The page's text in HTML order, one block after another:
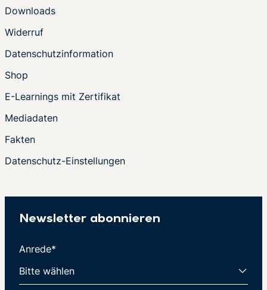
Downloads
Widerruf
Datenschutzinformation
Shop
E-Learnings mit Zertifikat
Mediadaten
Fakten
Datenschutz-Einstellungen
Newsletter abonnieren
Anrede*